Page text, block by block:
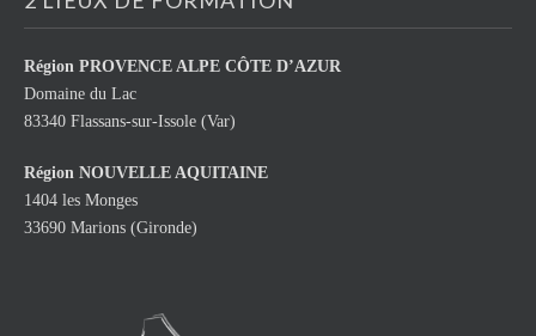
Région PROVENCE ALPE CÔTE D’AZUR
Domaine du Lac
83340 Flassans-sur-Issole (Var)
Région NOUVELLE AQUITAINE
1404 les Monges
33690 Marions (Gironde)